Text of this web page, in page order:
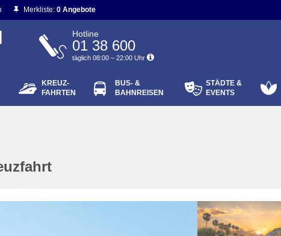
vergessen?
Merkliste: 0 Angebote
Hotline
01 38 600
täglich 08:00 – 22:00 Uhr
KREUZ-
FAHRTEN
BUS- &
BAHNREISEN
STÄDTE &
EVENTS